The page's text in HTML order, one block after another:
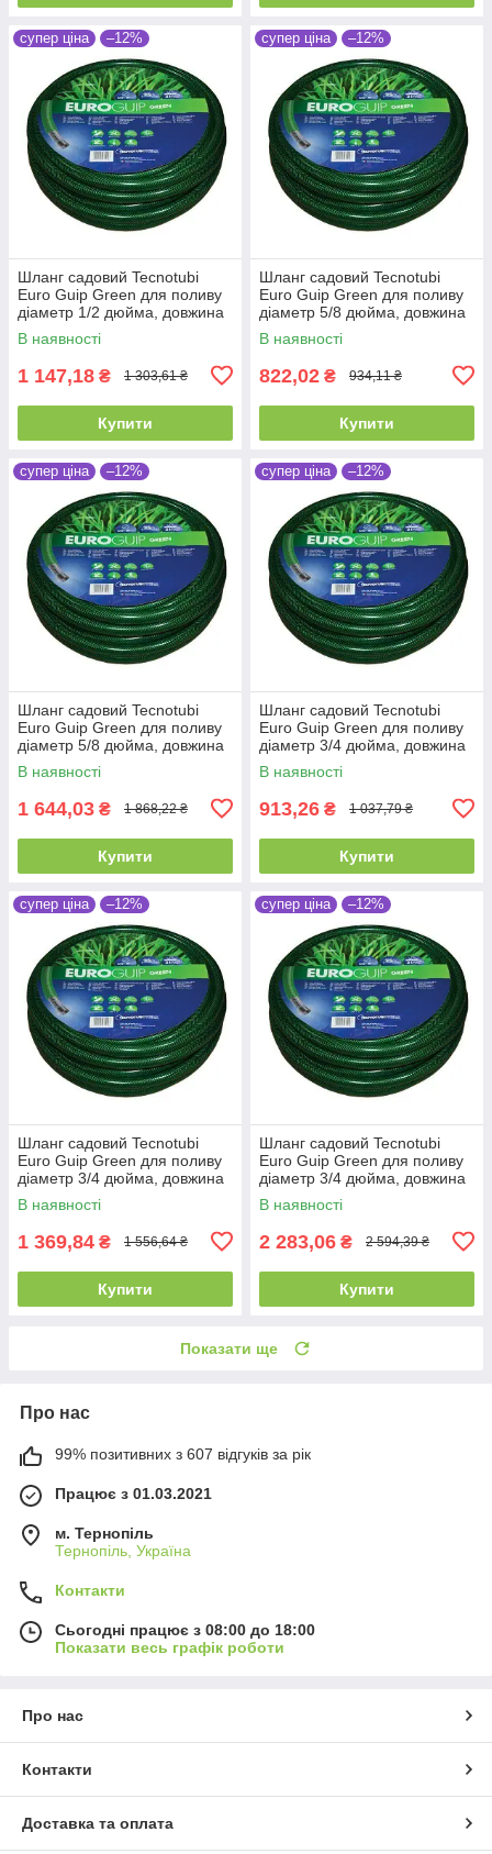
супер ціна –12%
Шланг садовий Tecnotubi
Euro Guip Green для поливу
діаметр 1/2 дюйма, довжина
50 м (EGG 1/2 50)
В наявності
1 147,18 ₴ 1 303,61 ₴
Купити
супер ціна –12%
Шланг садовий Tecnotubi
Euro Guip Green для поливу
діаметр 5/8 дюйма, довжина
25 м (EGG 5/8 25)
В наявності
822,02 ₴ 934,11 ₴
Купити
супер ціна –12%
Шланг садовий Tecnotubi
Euro Guip Green для поливу
діаметр 5/8 дюйма, довжина
50 м (EGG 5/8 50)
В наявності
1 644,03 ₴ 1 868,22 ₴
Купити
супер ціна –12%
Шланг садовий Tecnotubi
Euro Guip Green для поливу
діаметр 3/4 дюйма, довжина
20 м (EGG 3/4 20)
В наявності
913,26 ₴ 1 037,79 ₴
Купити
супер ціна –12%
Шланг садовий Tecnotubi
Euro Guip Green для поливу
діаметр 3/4 дюйма, довжина
30 м (EGG 3/4 30)
В наявності
1 369,84 ₴ 1 556,64 ₴
Купити
супер ціна –12%
Шланг садовий Tecnotubi
Euro Guip Green для поливу
діаметр 3/4 дюйма, довжина
50 м (EGG 3/4 50)
В наявності
2 283,06 ₴ 2 594,39 ₴
Купити
Показати ще
Про нас
99% позитивних з 607 відгуків за рік
Працює з 01.03.2021
м. Тернопіль
Тернопіль, Україна
Контакти
Сьогодні працює з 08:00 до 18:00
Показати весь графік роботи
Про нас
Контакти
Доставка та оплата